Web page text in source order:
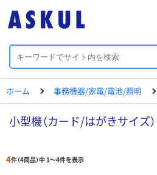
ホーム 事務機器/家電/電池/照明
小型機（カード/はがきサイズ）
4件（4商品）中 1～4件を表示